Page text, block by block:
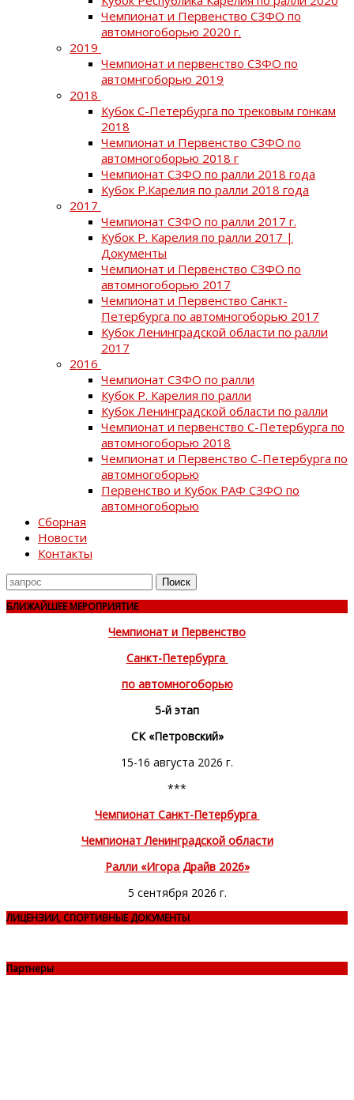
Чемпионат и Первенство СЗФО по
автомногоборью 2020 г.
2019
Чемпионат и первенство СЗФО по
автомнгоборью 2019
2018
Кубок С-Петербурга по трековым гонкам
2018
Чемпионат и Первенство СЗФО по
автомногоборью 2018 г
Чемпионат СЗФО по ралли 2018 года
Кубок Р.Карелия по ралли 2018 года
2017
Чемпионат СЗФО по ралли 2017 г.
Кубок Р. Карелия по ралли 2017 |
Документы
Чемпионат и Первенство СЗФО по
автомногоборью 2017
Чемпионат и Первенство Санкт-
Петербурга по автомногоборью 2017
Кубок Ленинградской области по ралли
2017
2016
Чемпионат СЗФО по ралли
Кубок Р. Карелия по ралли
Кубок Ленинградской области по ралли
Чемпионат и первенство С-Петербурга по
автомногоборью 2018
Чемпионат и Первенство С-Петербурга по
автомногоборью
Первенство и Кубок РАФ СЗФО по
автомногоборью
Сборная
Новости
Контакты
Поиск
для
БЛИЖАЙШЕЕ МЕРОПРИЯТИЕ
Чемпионат и Первенство
Санкт-Петербурга
по автомногоборью
5-й этап
СК «Петровский»
15-16 августа 2026 г.
***
Чемпионат Санкт-Петербурга
Чемпионат Ленинградской области
Ралли «Игора Драйв 2026»
5 сентября 2026 г.
ЛИЦЕНЗИИ, СПОРТИВНЫЕ ДОКУМЕНТЫ
Партнеры